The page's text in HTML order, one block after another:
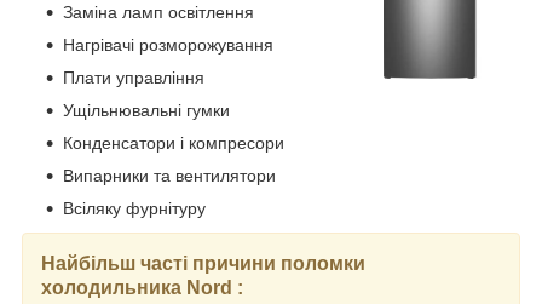
Заміна ламп освітлення
Нагрівачі розморожування
Плати управління
Ущільнювальні гумки
Конденсатори і компресори
Випарники та вентилятори
Всіляку фурнітуру
Найбільш часті причини поломки
холодильника Nord :